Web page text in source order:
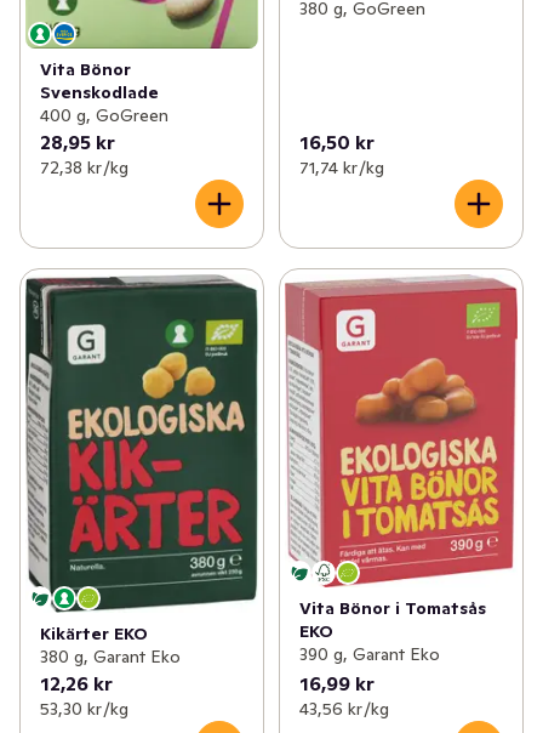
Vita Bönor
Svenskodlade
400 g, GoGreen
28,95 kr
72,38 kr /kg
380 g, GoGreen
16,50 kr
71,74 kr /kg
Kikärter EKO
380 g, Garant Eko
12,26 kr
53,30 kr /kg
Vita Bönor i Tomatsås
EKO
390 g, Garant Eko
16,99 kr
43,56 kr /kg